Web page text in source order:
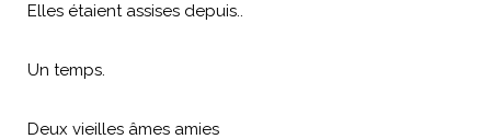
Elles étaient assises depuis..
Un temps.
Deux vieilles âmes amies